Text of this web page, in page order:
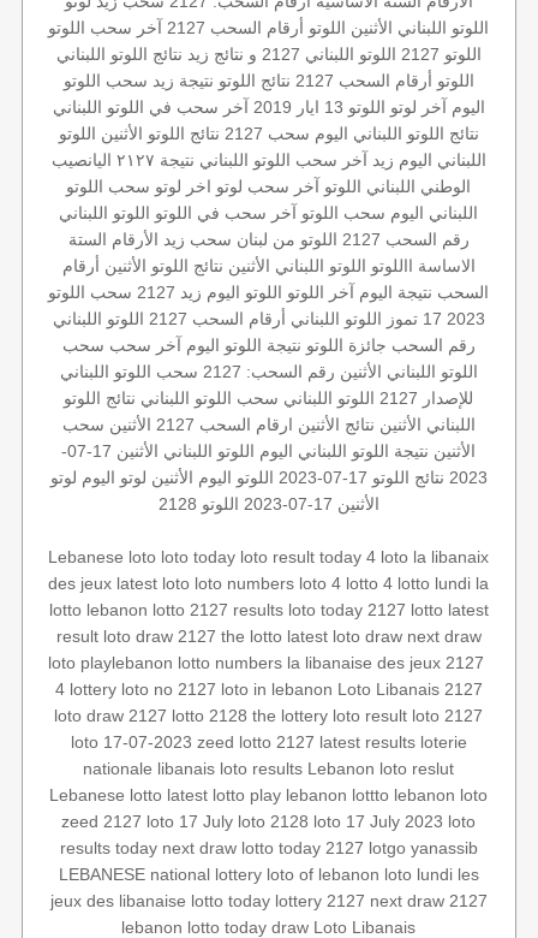
اللوتو اللبناني الأثنين اللوتو أرقام السحب 2127
آخر سحب اللوتو
اللوتو 2127
اللوتو اللبناني 2127 و نتائج زيد
نتائج اللوتو اللبناني
اللوتو أرقام السحب 2127
نتائج اللوتو نتيجة زيد سحب اللوتو
اليوم آخر لوتو اللوتو 13 ايار 2019
آخر سحب في اللوتو اللبناني
نتائج اللوتو اللبناني اليوم سحب 2127 نتائج اللوتو الأثنين اللوتو
اللبناني اليوم زيد آخر سحب اللوتو اللبناني نتيجة ٢١٢٧
اليانصيب
الوطني اللبناني اللوتو آخر سحب لوتو اخر لوتو سحب اللوتو
اللبناني اليوم سحب اللوتو آخر سحب في اللوتو اللوتو اللبناني
رقم السحب 2127
اللوتو من لبنان سحب زيد الأرقام الستة
الاساسة االلوتو اللوتو اللبناني الأثنين نتائج اللوتو الأثنين أرقام
السحب نتيجة اليوم آخر اللوتو اللوتو اليوم زيد 2127
سحب اللوتو
2023 17 تموز
اللوتو اللبناني أرقام السحب 2127
اللوتو اللبناني
رقم السحب جائزة اللوتو نتيجة اللوتو اليوم آخر سحب سحب
اللوتو اللبناني الأثنين رقم السحب: 2127
سحب اللوتو اللبناني
للإصدار 2127
اللوتو اللبناني سحب اللوتو اللبناني نتائج اللوتو
اللبناني الأثنين نتائج الأثنين ارقام السحب 2127 الأثنين
سحب
الأثنين نتيجة اللوتو اللبناني اليوم
اللوتو اللبناني الأثنين 17-07-
2023 نتائج اللوتو 17-07-2023 اللوتو اليوم الأثنين لوتو اليوم لوتو
الأثنين 17-07-2023
اللوتو 2128
Lebanese loto loto today loto result today 4 loto la libanaix
des jeux latest loto loto numbers loto 4 lotto 4 lotto lundi la
lotto lebanon lotto 2127 results loto today 2127 lotto latest
result loto draw 2127 the lotto latest loto draw next draw
loto playlebanon lotto numbers la libanaise des jeux 2127
4 lottery loto no 2127 loto in lebanon Loto Libanais 2127
loto draw 2127 lotto 2128 the lottery loto result loto 2127
loto 17-07-2023 zeed lotto 2127 latest results loterie
nationale libanais loto results Lebanon loto reslut
Lebanese lotto latest lotto play lebanon lottto lebanon loto
zeed 2127 loto 17 July loto 2128 loto 17 July 2023 loto
results today next draw lotto today 2127 lotgo yanassib
LEBANESE national lottery loto of lebanon loto lundi les
jeux des libanaise lotto today lottery 2127 next draw 2127
lebanon lotto today draw Loto Libanais